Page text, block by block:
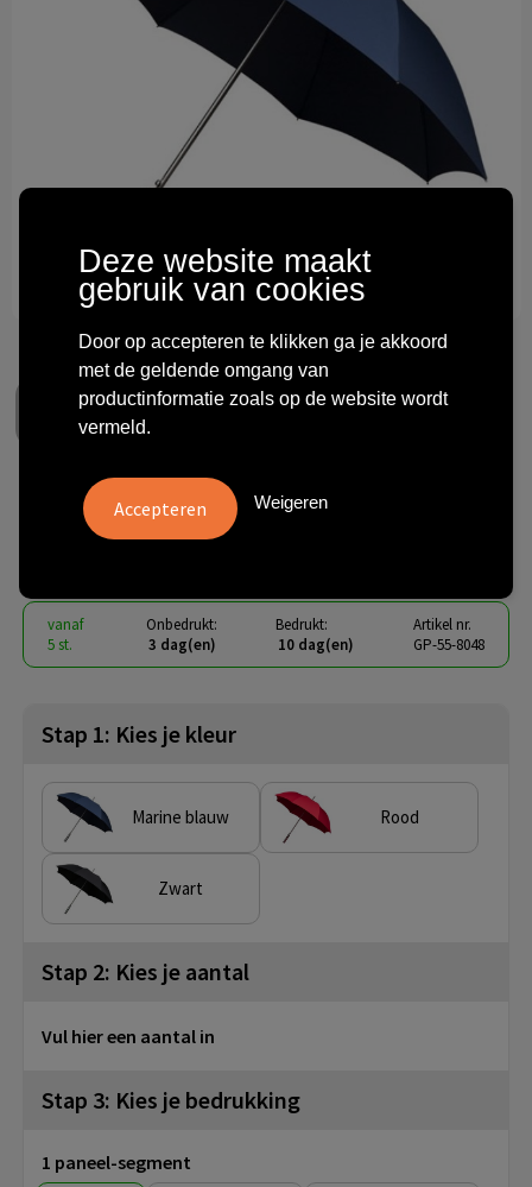
Technologie & gadgets
Falcone golfparaplu, automaat
vanaf
5 st.
Onbedrukt:
3 dag(en)
Bedrukt:
10 dag(en)
Artikel nr.
GP-55-8048
Stap 1: Kies je kleur
Marine blauw Rood
Zwart
Stap 2: Kies je aantal
Vul hier een aantal in
Stap 3: Kies je bedrukking
1 paneel-segment
Deze website maakt
gebruik van cookies
Door op accepteren te klikken ga je akkoord
met de geldende omgang van
productinformatie zoals op de website wordt
vermeld.
Weigeren